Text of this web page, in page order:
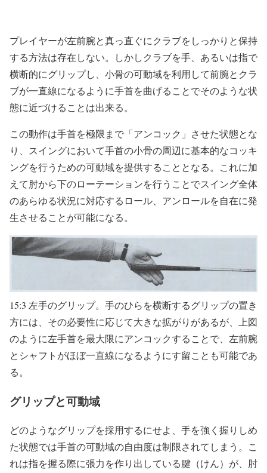
プレイヤーが左前腕と真っ直ぐにクラブをしっかりと保持
する方法は存在しない。しかしクラブを手、あるいは指で
横断的にグリップし、小骨の可動域を利用して前腕とクラ
ブが一直線になるように手首を曲げることでそのような状
態に近づけることは出来る。
この動作は手首を極限まで「アンコック」させた状態とな
り、スイングにおいて手首の小骨の周辺に基本的なコッキ
ングを行うための可動域を提供することとなる。これに加
えて肘から下のローテーションを行うことでスイング全体
のあらゆる状況に対応するロール、アンロールを自在に発
生させることが可能になる。
15:3 左手のグリップ。手のひらを横断するグリップの置き
方には、その必要性に応じて大きな拡がりがあるが、上図
のように左手首を最大限にアンコックすることで、左前腕
とシャフトがほぼ一直線になるようにす留ことも可能であ
る。
グリップと可動域
どのようなグリップを採用するにせよ、手を強く握りしめ
た状態では手首の可動域の自由度は制限されてしまう。こ
れは指を握る際に張力を作り出している腱（けん）が、肘